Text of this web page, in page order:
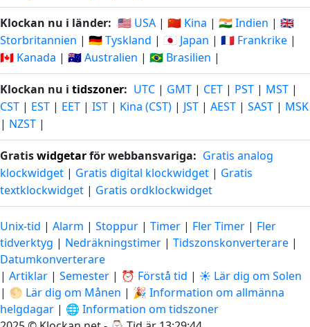
Klockan nu i länder: 🇺🇸 USA | 🇨🇳 Kina | 🇮🇳 Indien | 🇬🇧
Storbritannien | 🇩🇪 Tyskland | 🇯🇵 Japan | 🇫🇷 Frankrike |
🇨🇦 Kanada | 🇦🇺 Australien | 🇧🇷 Brasilien |
Klockan nu i tidszoner: UTC | GMT | CET | PST | MST |
CST | EST | EET | IST | Kina (CST) | JST | AEST | SAST | MSK
| NZST |
Gratiswidgetarför webbansvariga: Gratis analog
klockwidget | Gratis digital klockwidget | Gratis
textklockwidget | Gratis ordklockwidget
Unix-tid | Alarm | Stoppur | Timer | Fler Timer | Fler
tidverktyg | Nedräkningstimer | Tidszonskonverterare |
Datumkonverterare
| Artiklar | Semester | ⏰ Förstå tid | ☀️ Lär dig om Solen
| 🌕 Lär dig om Månen | 🎉 Information om allmänna
helgdagar | 🌐 Information om tidszoner